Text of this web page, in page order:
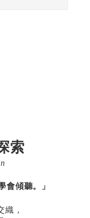
索
會傾聽。」
織，